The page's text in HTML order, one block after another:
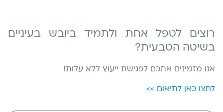
רוצים לטפל אחת ולתמיד ביובש בעיניים
בשיטה הטבעית?
אנו מזמינים אתכם לפגישת ייעוץ ללא עלות!
לחצו כאן לתיאום >>